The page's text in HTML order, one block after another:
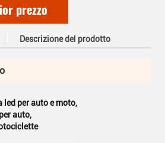
prezzo
Descrizione del prodotto
led per auto e moto,
auto,